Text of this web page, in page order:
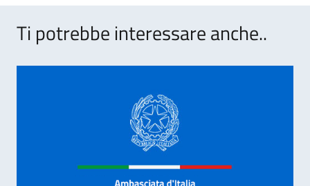
Ti potrebbe interessare anche..